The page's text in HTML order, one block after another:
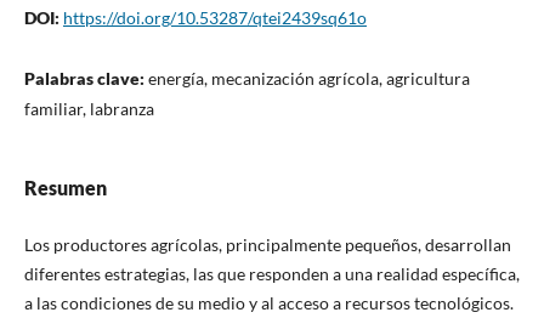
DOI: https://doi.org/10.53287/qtei2439sq61o
Palabras clave: energía, mecanización agrícola, agricultura
familiar, labranza
Resumen
Los productores agrícolas, principalmente pequeños, desarrollan
diferentes estrategias, las que responden a una realidad específica,
a las condiciones de su medio y al acceso a recursos tecnológicos.